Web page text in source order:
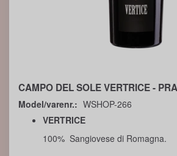
CAMPO DEL SOLE VERTRICE -
Model/varenr.: WSHOP-266
VERTRICE
100% Sangiovese di Romagna.